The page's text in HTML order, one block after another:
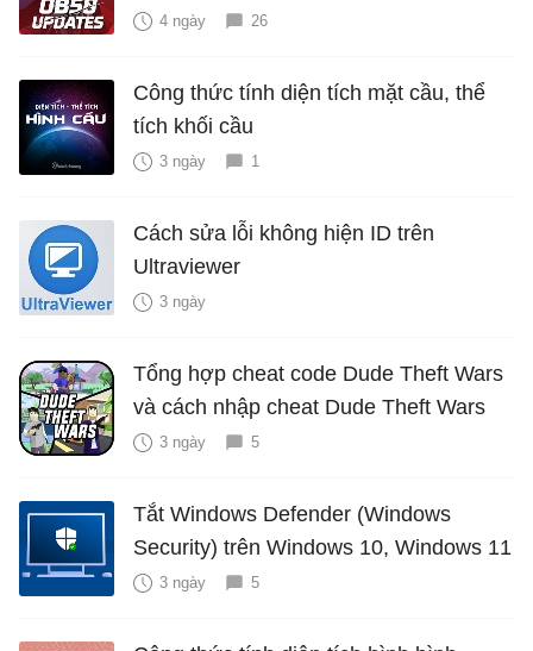
4 ngày 26
Công thức tính diện tích mặt cầu, thể
tích khối cầu
3 ngày 1
Cách sửa lỗi không hiện ID trên
Ultraviewer
3 ngày
Tổng hợp cheat code Dude Theft Wars
và cách nhập cheat Dude Theft Wars
3 ngày 5
Tắt Windows Defender (Windows
Security) trên Windows 10, Windows 11
3 ngày 5